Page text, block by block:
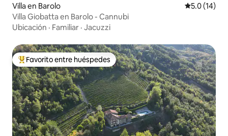
Villa en Barolo Calificación
5.0 (14)
Villa Giobatta en Barolo - Cannubi
Ubicación · Familiar · Jacuzzi
Favorito entre huéspedes preferido
Favorito entre huéspedes